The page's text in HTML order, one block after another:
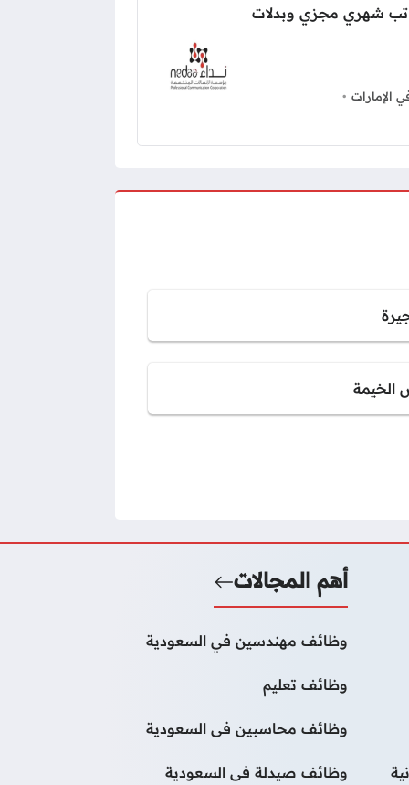
شهري مجزي وبدلات
الإمارات
الخيمة
أهم المجالات
وظائف مهندسين في السعودية
وظائف تعليم
وظائف محاسبين فى السعودية
وظائف صيدلة فى السعودية